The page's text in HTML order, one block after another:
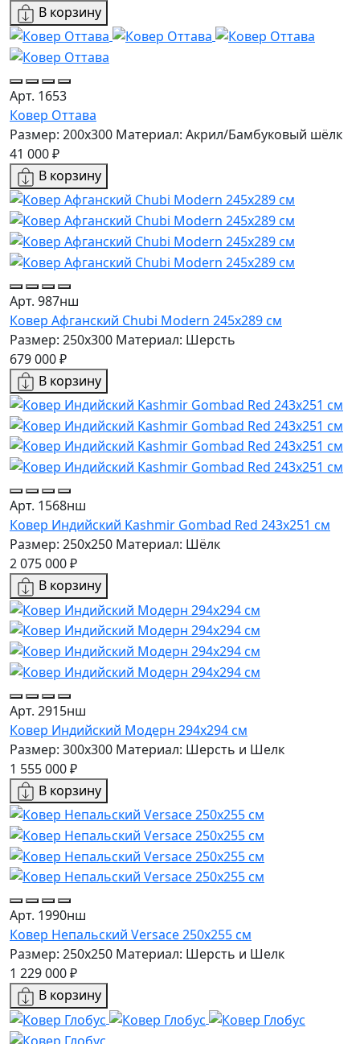
В корзину
Арт. 1653
Ковер Оттава
Размер: 200x300 Материал: Акрил/Бамбуковый шёлк
41 000 ₽
В корзину
Арт. 987нш
Ковер Афганский Chubi Modern 245x289 см
Размер: 250x300 Материал: Шерсть
679 000 ₽
В корзину
Арт. 1568нш
Ковер Индийский Kashmir Gombad Red 243x251 см
Размер: 250x250 Материал: Шёлк
2 075 000 ₽
В корзину
Арт. 2915нш
Ковер Индийский Модерн 294x294 см
Размер: 300x300 Материал: Шерсть и Шелк
1 555 000 ₽
В корзину
Арт. 1990нш
Ковер Непальский Versace 250x255 см
Размер: 250x250 Материал: Шерсть и Шелк
1 229 000 ₽
В корзину